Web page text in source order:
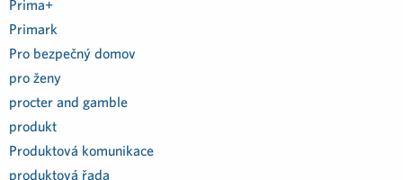
Prima+
Primark
Pro bezpečný domov
pro ženy
procter and gamble
produkt
Produktová komunikace
produktová řada